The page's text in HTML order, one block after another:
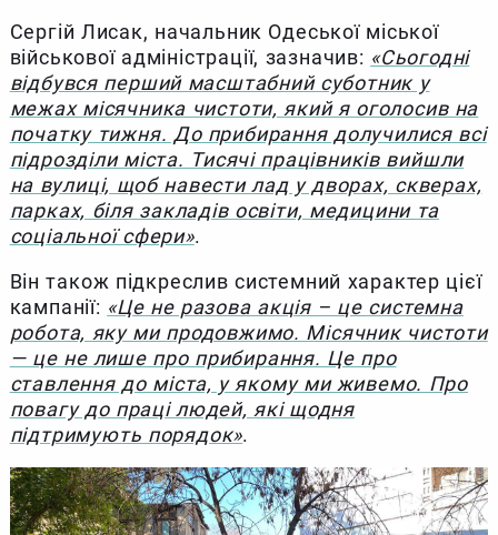
Сергій Лисак, начальник Одеської міської
військової адміністрації, зазначив: «Сьогодні
відбувся перший масштабний суботник у
межах місячника чистоти, який я оголосив на
початку тижня. До прибирання долучилися всі
підрозділи міста. Тисячі працівників вийшли
на вулиці, щоб навести лад у дворах, скверах,
парках, біля закладів освіти, медицини та
соціальної сфери».
Він також підкреслив системний характер цієї
кампанії: «Це не разова акція – це системна
робота, яку ми продовжимо. Місячник чистоти
— це не лише про прибирання. Це про
ставлення до міста, у якому ми живемо. Про
повагу до праці людей, які щодня
підтримують порядок».